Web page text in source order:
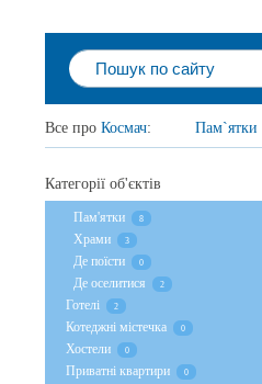
Все про Космач: Пам`ятки
Категорії об'єктів
Пам'ятки 8
Храми 3
Де поїсти 0
Де оселитися 2
Готелі 2
Котеджні містечка 0
Хостели 0
Приватні квартири 0